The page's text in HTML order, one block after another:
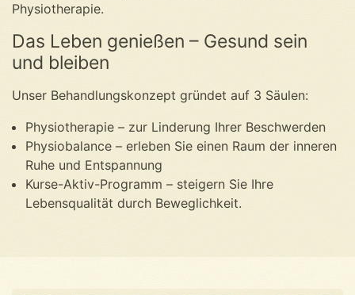
Physiotherapie.
Das Leben genießen – Gesund sein
und bleiben
Unser Behandlungskonzept gründet auf 3 Säulen:
Physiotherapie – zur Linderung Ihrer Beschwerden
Physiobalance – erleben Sie einen Raum der inneren
Ruhe und Entspannung
Kurse-Aktiv-Programm – steigern Sie Ihre
Lebensqualität durch Beweglichkeit.